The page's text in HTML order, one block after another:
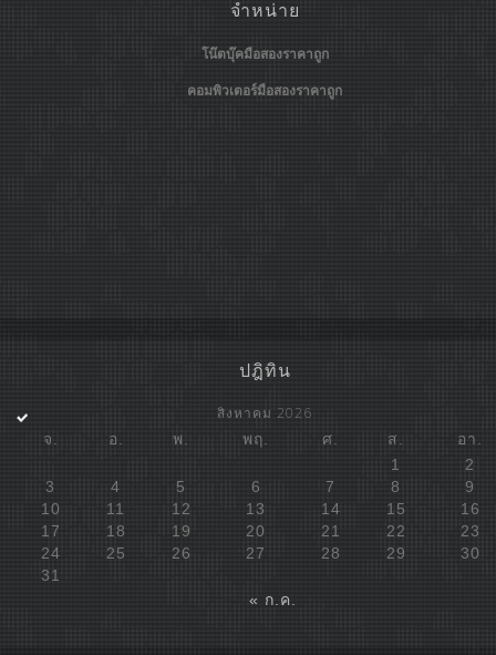
จำหน่าย
โน๊ตบุ๊คมือสองราคาถูก
คอมพิวเตอร์มือสองราคาถูก
ปฎิทิน
สิงหาคม 2026
จ. อ. พ. พฤ. ศ. ส.
อา.
1
2
3
4 5 6 7 8
9
10
11 12 13 14 15
16
17
18 19 20 21 22
23
24
25 26 27 28 29
30
31
« ก.ค.